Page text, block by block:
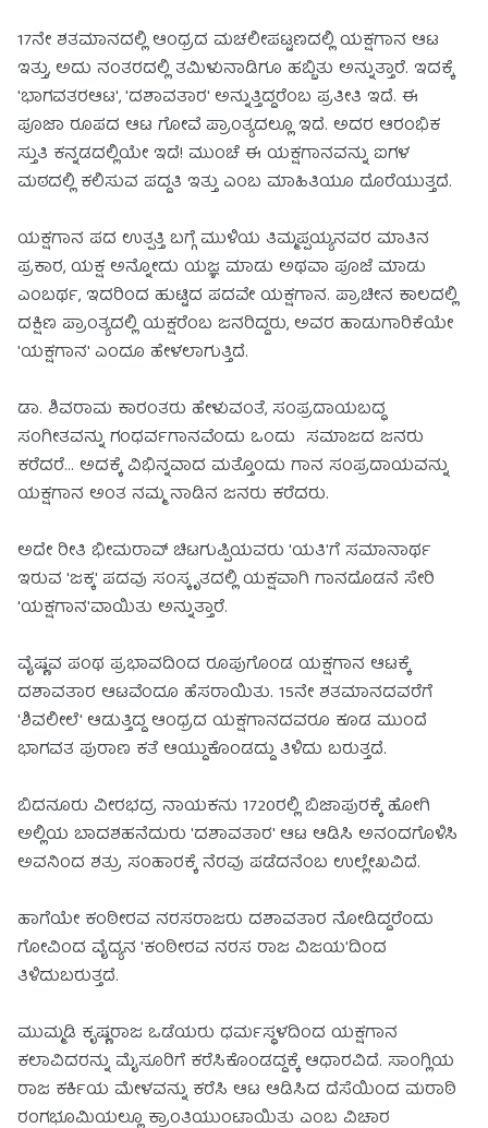
17ನೇ ಶತಮಾನದಲ್ಲಿ ಆಂಧ್ರದ ಮಚಲೀಪಟ್ಟಣದಲ್ಲಿ ಯಕ್ಷಗಾನ ಆಟ
ಇತ್ತು, ಅದು ನಂತರದಲ್ಲಿ ತಮಿಳುನಾಡಿಗೂ ಹಬ್ಬಿತು ಅನ್ನುತ್ತಾರೆ. ಇದಕ್ಕೆ
'ಭಾಗವತರಆಟ', 'ದಶಾವತಾರ' ಅನ್ನುತ್ತಿದ್ದರೆಂಬ ಪ್ರತೀತಿ ಇದೆ. ಈ
ಪೂಜಾ ರೂಪದ ಆಟ ಗೋವೆ ಪ್ರಾಂತ್ಯದಲ್ಲೂ ಇದೆ. ಅದರ ಆರಂಭಿಕ
ಸ್ತುತಿ ಕನ್ನಡದಲ್ಲಿಯೇ ಇದೆ! ಮುಂಚೆ ಈ ಯಕ್ಷಗಾನವನ್ನು ಐಗಳ
ಮಠದಲ್ಲಿ ಕಲಿಸುವ ಪದ್ದತಿ ಇತ್ತು ಎಂಬ ಮಾಹಿತಿಯೂ ದೊರೆಯುತ್ತದೆ.
ಯಕ್ಷಗಾನ ಪದ ಉತ್ಪತ್ತಿ ಬಗ್ಗೆ ಮುಳಿಯ ತಿಮ್ಮಪ್ಪಯ್ಯನವರ ಮಾತಿನ
ಪ್ರಕಾರ, ಯಕ್ಷ ಅನ್ನೋದು ಯಜ್ಞ ಮಾಡು ಅಥವಾ ಪೂಜೆ ಮಾಡು
ಎಂಬರ್ಥ, ಇದರಿಂದ ಹುಟ್ಟಿದ ಪದವೇ ಯಕ್ಷಗಾನ. ಪ್ರಾಚೀನ ಕಾಲದಲ್ಲಿ
ದಕ್ಷಿಣ ಪ್ರಾಂತ್ಯದಲ್ಲಿ ಯಕ್ಷರೆಂಬ ಜನರಿದ್ದರು, ಅವರ ಹಾಡುಗಾರಿಕೆಯೇ
'ಯಕ್ಷಗಾನ' ಎಂದೂ ಹೇಳಲಾಗುತ್ತಿದೆ.
ಡಾ. ಶಿವರಾಮ ಕಾರಂತರು ಹೇಳುವಂತೆ, ಸಂಪ್ರದಾಯಬದ್ಧ
ಸಂಗೀತವನ್ನು ಗಂಧರ್ವಗಾನವೆಂದು ಒಂದು ಸಮಾಜದ ಜನರು
ಕರೆದರೆ... ಅದಕ್ಕೆ ವಿಭಿನ್ನವಾದ ಮತ್ತೊಂದು ಗಾನ ಸಂಪ್ರದಾಯವನ್ನು
ಯಕ್ಷಗಾನ ಅಂತ ನಮ್ಮ ನಾಡಿನ ಜನರು ಕರೆದರು.
ಅದೇ ರೀತಿ ಭೀಮರಾವ್ ಚಿಟಗುಪ್ಪಿಯವರು 'ಯತಿ'ಗೆ ಸಮಾನಾರ್ಥ
ಇರುವ 'ಜಕ್ಕ' ಪದವು ಸಂಸ್ಕೃತದಲ್ಲಿ ಯಕ್ಷವಾಗಿ ಗಾನದೊಡನೆ ಸೇರಿ
'ಯಕ್ಷಗಾನ'ವಾಯಿತು ಅನ್ನುತ್ತಾರೆ.
ವೈಷ್ಣವ ಪಂಥ ಪ್ರಭಾವದಿಂದ ರೂಪುಗೊಂಡ ಯಕ್ಷಗಾನ ಆಟಕ್ಕೆ
ದಶಾವತಾರ ಆಟವೆಂದೂ ಹೆಸರಾಯಿತು. 15ನೇ ಶತಮಾನದವರೆಗೆ
'ಶಿವಲೀಲೆ' ಆಡುತ್ತಿದ್ದ ಆಂಧ್ರದ ಯಕ್ಷಗಾನದವರೂ ಕೂಡ ಮುಂದೆ
ಭಾಗವತ ಪುರಾಣ ಕತೆ ಆಯ್ದುಕೊಂಡದ್ದು ತಿಳಿದು ಬರುತ್ತದೆ.
ಬಿದನೂರು ವೀರಭದ್ರ ನಾಯಕನು 1720ರಲ್ಲಿ ಬಿಜಾಪುರಕ್ಕೆ ಹೋಗಿ
ಅಲ್ಲಿಯ ಬಾದಶಹನೆದುರು 'ದಶಾವತಾರ' ಆಟ ಆಡಿಸಿ ಅನಂದಗೊಳಿಸಿ
ಅವನಿಂದ ಶತ್ರು ಸಂಹಾರಕ್ಕೆ ನೆರವು ಪಡೆದನೆಂಬ ಉಲ್ಲೇಖವಿದೆ.
ಹಾಗೆಯೇ ಕಂಠೀರವ ನರಸರಾಜರು ದಶಾವತಾರ ನೋಡಿದ್ದರೆಂದು
ಗೋವಿಂದ ವೈದ್ಯನ 'ಕಂಠೀರವ ನರಸ ರಾಜ ವಿಜಯ'ದಿಂದ
ತಿಳಿದುಬರುತ್ತದೆ.
ಮುಮ್ಮಡಿ ಕೃಷ್ಣರಾಜ ಒಡೆಯರು ಧರ್ಮಸ್ಥಳದಿಂದ ಯಕ್ಷಗಾನ
ಕಲಾವಿದರನ್ನು ಮೈಸೂರಿಗೆ ಕರೆಸಿಕೊಂಡದ್ದಕ್ಕೆ ಆಧಾರವಿದೆ. ಸಾಂಗ್ಲಿಯ
ರಾಜ ಕರ್ಕಿಯ ಮೇಳವನ್ನು ಕರೆಸಿ ಆಟ ಆಡಿಸಿದ ದೆಸೆಯಿಂದ ಮರಾಠಿ
ರಂಗಭೂಮಿಯಲ್ಲೂ ಕ್ರಾಂತಿಯುಂಟಾಯಿತು ಎಂಬ ವಿಚಾರ